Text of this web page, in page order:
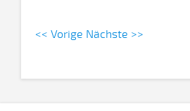
<< Vorige Nächste >>